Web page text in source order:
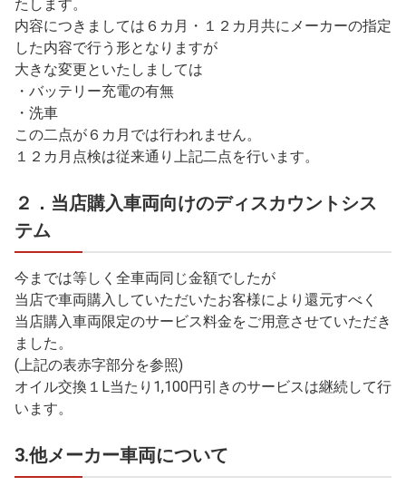
たします。
内容につきましては６カ月・１２カ月共にメーカーの指定
した内容で行う形となりますが
大きな変更といたしましては
・バッテリー充電の有無
・洗車
この二点が６カ月では行われません。
１２カ月点検は従来通り上記二点を行います。
２．当店購入車両向けのディスカウントシス
テム
今までは等しく全車両同じ金額でしたが
当店で車両購入していただいたお客様により還元すべく
当店購入車両限定のサービス料金をご用意させていただき
ました。
(上記の表赤字部分を参照)
オイル交換１L当たり1,100円引きのサービスは継続して行
います。
3.他メーカー車両について